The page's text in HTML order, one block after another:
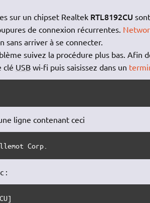
sur un chipset Realtek RTL8192CU
de connexion récurrentes.
sans arriver à se connecter.
suivez la procédure plus bas. Afin
clé USBwi-fi puis saisissez dans un
ligne contenant ceci
Corp.
: